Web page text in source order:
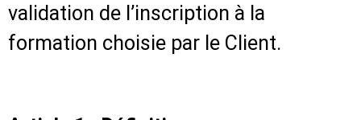
validation de l’inscription à la
formation choisie par le Client.